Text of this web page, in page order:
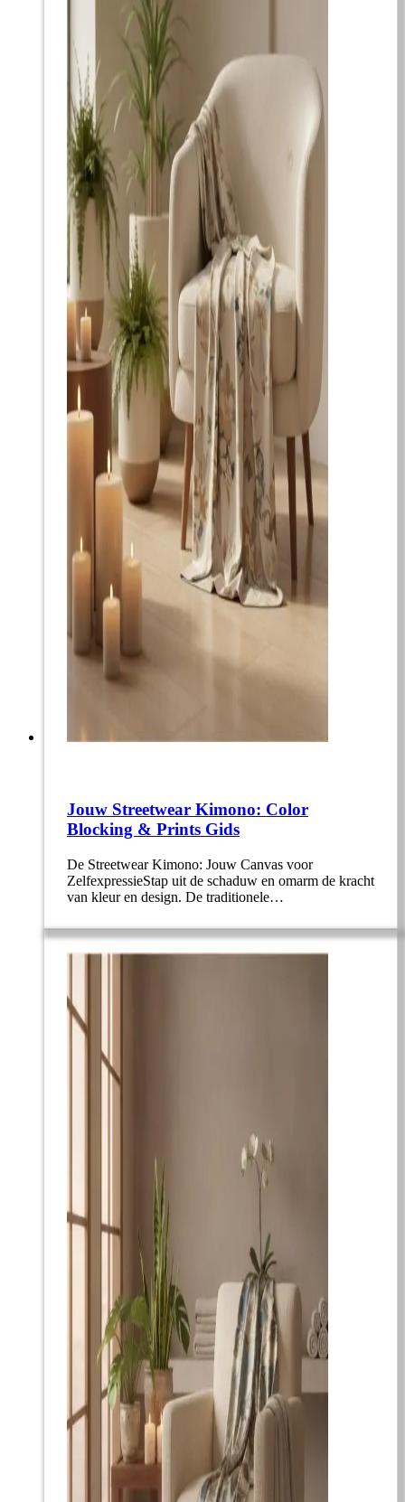
Jouw Streetwear Kimono: Color
Blocking & Prints Gids
De Streetwear Kimono: Jouw Canvas voor
ZelfexpressieStap uit de schaduw en omarm de kracht
van kleur en design. De traditionele…